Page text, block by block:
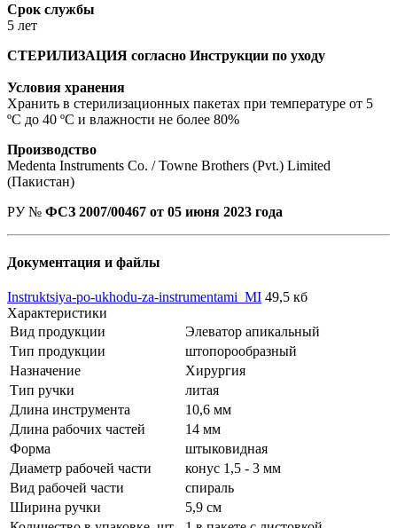
Срок службы
5 лет
СТЕРИЛИЗАЦИЯ согласно Инструкции по уходу
Условия хранения
Хранить в стерилизационных пакетах при температуре от 5
ºС до 40 ºС и влажности не более 80%
Производство
Medenta Instruments Co. / Towne Brothers (Pvt.) Limited
(Пакистан)
РУ № ФСЗ 2007/00467 от 05 июня 2023 года
Документация и файлы
Instruktsiya-po-ukhodu-za-instrumentami_MI 49,5 кб
Характеристики
Вид продукции
Элеватор апикальный
Тип продукции
штопорообразный
Назначение
Хирургия
Тип ручки
литая
Длина инструмента
10,6 мм
Длина рабочих частей
14 мм
Форма
штыковидная
Диаметр рабочей части
конус 1,5 - 3 мм
Вид рабочей части
спираль
Ширина ручки
5,9 см